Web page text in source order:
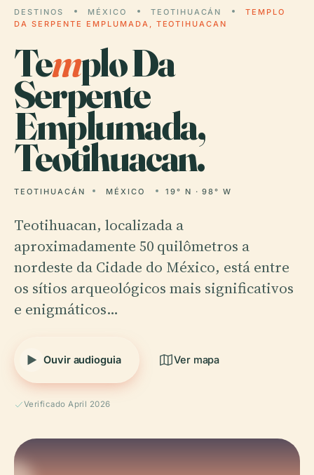
DESTINOS MÉXICO TEOTIHUACÁN
TEMPLO
DA SERPENTE EMPLUMADA, TEOTIHUACAN
Templo Da
Serpente
Emplumada,
Teotihuacan.
TEOTIHUACÁN MÉXICO 19° N · 98° W
Teotihuacan, localizada a
aproximadamente 50 quilômetros a
nordeste da Cidade do México, está entre
os sítios arqueológicos mais significativos
e enigmáticos…
Ouvir audioguia Ver mapa
Verificado April 2026